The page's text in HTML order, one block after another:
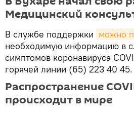
Медицинский
В службе поддержки можно
необходимую информацию в
симптомов коронавируса
горячей линии (65) 223 40 45.
Распространение
происходит в мире